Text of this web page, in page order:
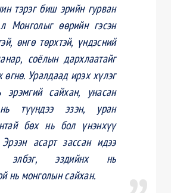
тэрэг биш эрийн гурван
Монголыг өөрийн гэсэн
өнгө төрхтэй, үндэсний
соёлын дархлаатайг
өгнө. Уралдаад ирэх хүлэг
сайхан, унасан
түүндээ эзэн, уран
бөх нь бол үнэнхүү
асарт зассан идээ
элбэг, эздийнх нь
нь монголын сайхан.